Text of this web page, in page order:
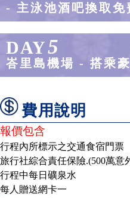
- 主泳池酒吧換取免
DAY5
峇里島機場 - 搭乘
費用說明
報價包含
行程內所標示之交通食宿門票
旅行社綜合責任保險.(500萬意
行程中每日礦泉水
每人贈送網卡一